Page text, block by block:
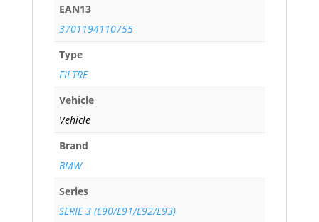
EAN13
3701194110755
Type
FILTRE
Vehicle
Vehicle
Brand
BMW
Series
SERIE 3 (E90/E91/E92/E93)